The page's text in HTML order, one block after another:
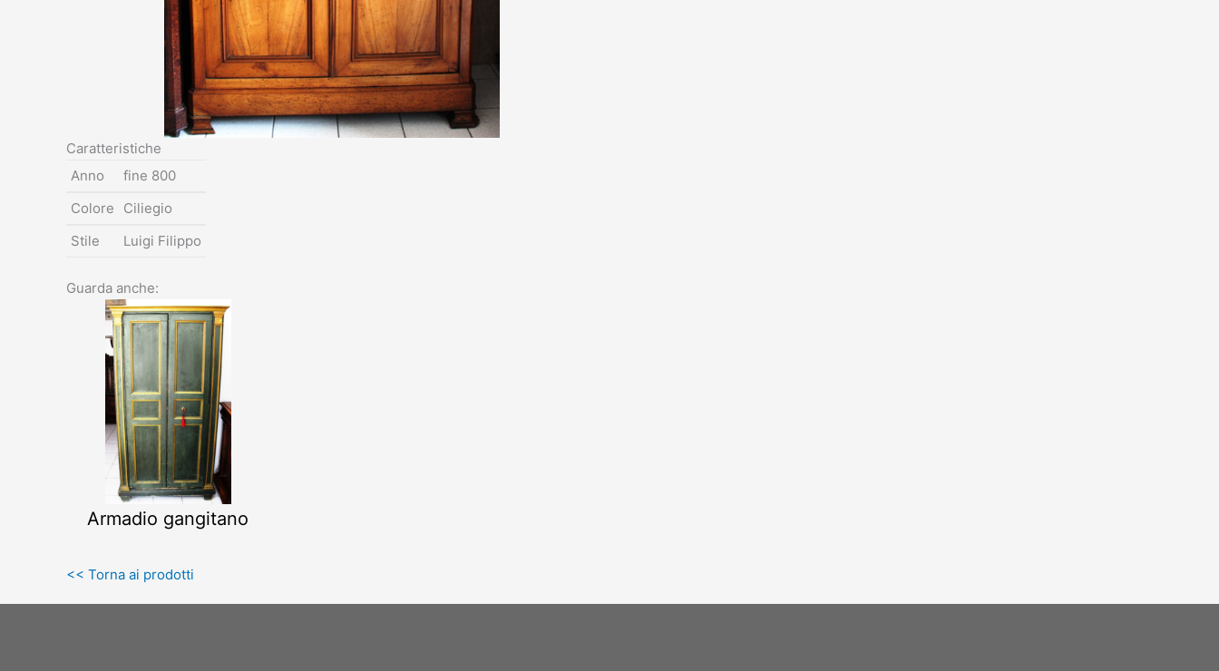
Caratteristiche
Anno
fine 800
Colore
Ciliegio
Stile
Luigi Filippo
Guarda anche:
Armadio gangitano
<< Torna ai prodotti